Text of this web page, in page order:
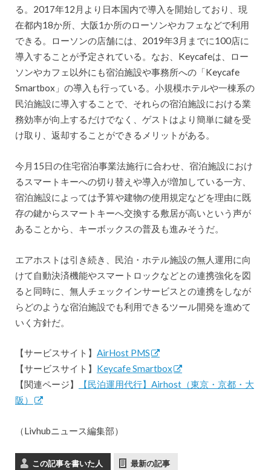
る。2017年12月より日本国内で導入を開始しており、現
在都内18か所、大阪1か所のローソンやカフェなどで利用
できる。ローソンの店舗には、2019年3月までに100店に
導入することが予定されている。なお、Keycafeは、ロー
ソンやカフェ以外にも宿泊施設や事務所への「Keycafe
Smartbox」の導入も行っている。小規模ホテルや一棟系の
民泊施設に導入することで、それらの宿泊施設における業
務効率が向上するだけでなく、ゲストはより簡単に鍵を受
け取り、返却することができるメリットがある。
今月15日の住宅宿泊事業法施行に合わせ、宿泊施設におけ
るスマートキーへの切り替えや導入が増加している一方、
宿泊施設によっては予算や建物の使用規定などを理由に既
存の鍵からスマートキーへ交換する敷居が高いという声が
あることから、キーボックスの普及も進みそうだ。
エアホストは引き続き、民泊・ホテル施設の無人運用に向
けて自動決済機能やスマートロックなどとの連携強化を図
ると同時に、無人チェックインサービスとの連携をしなが
らどのような宿泊施設でも利用できるツール開発を進めて
いく方針だ。
【サービスサイト】 AirHost PMS
【サービスサイト】 Keycafe Smartbox
【関連ページ】
【民泊運用代行】Airhost（東京・京都・大
阪）
（Livhubニュース編集部）
この記事を書いた人 最新の記事